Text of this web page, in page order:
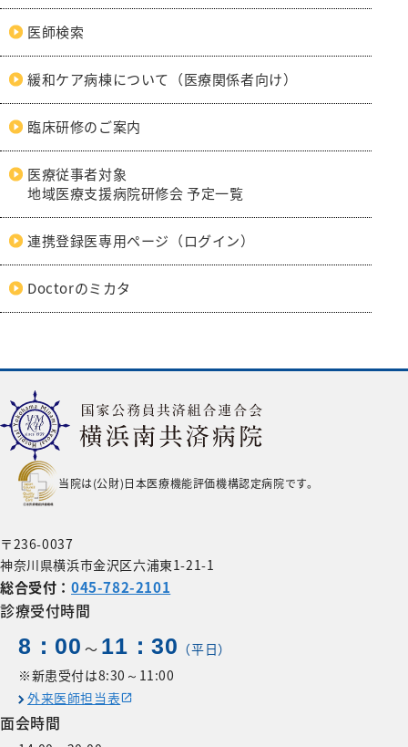
医師検索
緩和ケア病棟について（医療関係者向け）
臨床研修のご案内
医療従事者対象
地域医療支援病院研修会 予定一覧
連携登録医専用ページ（ログイン）
Doctorのミカタ
当院は(公財)日本医療機能評価機構認定病院です。
〒236-0037
神奈川県横浜市金沢区六浦東1-21-1
総合受付：045-782-2101
診療受付時間
8：00 〜 11：30 （平日）
※新患受付は8:30～11:00
外来医師担当表
面会時間